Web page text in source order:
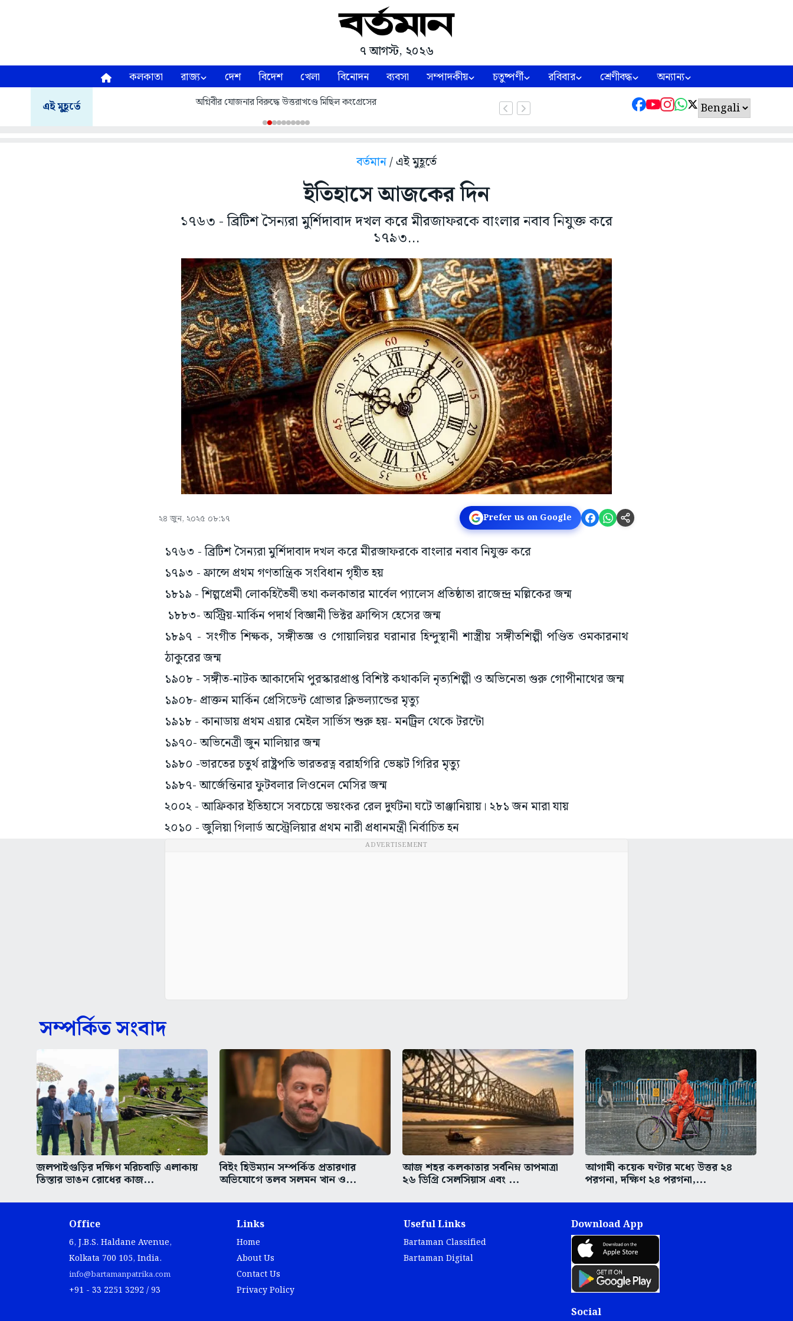
৭ আগস্ট, ২০২৬
কলকাতা রাজ্য দেশ বিদেশ খেলা বিনোদন ব্যবসা সম্পাদকীয় চতুষ্পর্ণী রবিবার শ্রেণীবদ্ধ অন্যান্য
এই মুহূর্তে অগ্নিবীর যোজনার বিরুদ্ধে উত্তরাখণ্ডে মিছিল কংগ্রেসের
বর্তমান/ এই মুহূর্তে
ইতিহাসে আজকের দিন
১৭৬৩ - ব্রিটিশ সৈন্যরা মুর্শিদাবাদ দখল করে মীরজাফরকে বাংলার নবাব নিযুক্ত করে
১৭৯৩...
২৪ জুন, ২০২৫ ০৮:১৭ Prefer us on Google
১৭৬৩ - ব্রিটিশ সৈন্যরা মুর্শিদাবাদ দখল করে মীরজাফরকে বাংলার নবাব নিযুক্ত করে
১৭৯৩ - ফ্রান্সে প্রথম গণতান্ত্রিক সংবিধান গৃহীত হয়
১৮১৯ - শিল্পপ্রেমী লোকহিতৈষী তথা কলকাতার মার্বেল প্যালেস প্রতিষ্ঠাতা রাজেন্দ্র মল্লিকের জন্ম
১৮৮৩- অস্ট্রিয়-মার্কিন পদার্থ বিজ্ঞানী ভিক্টর ফ্রান্সিস হেসের জন্ম
১৮৯৭ - সংগীত শিক্ষক, সঙ্গীতজ্ঞ ও গোয়ালিয়র ঘরানার হিন্দুস্থানী শাস্ত্রীয় সঙ্গীতশিল্পী পণ্ডিত ওমকারনাথ
ঠাকুরের জন্ম
১৯০৮ - সঙ্গীত-নাটক আকাদেমি পুরস্কারপ্রাপ্ত বিশিষ্ট কথাকলি নৃত্যশিল্পী ও অভিনেতা গুরু গোপীনাথের জন্ম
১৯০৮- প্রাক্তন মার্কিন প্রেসিডেন্ট গ্রোভার ক্লিভল্যান্ডের মৃত্যু
১৯১৮ - কানাডায় প্রথম এয়ার মেইল সার্ভিস শুরু হয়- মনট্রিল থেকে টরন্টো
১৯৭০- অভিনেত্রী জুন মালিয়ার জন্ম
১৯৮০ -ভারতের চতুর্থ রাষ্ট্রপতি ভারতরত্ন বরাহগিরি ভেঙ্কট গিরির মৃত্যু
১৯৮৭- আর্জেন্তিনার ফুটবলার লিওনেল মেসির জন্ম
২০০২ - আফ্রিকার ইতিহাসে সবচেয়ে ভয়ংকর রেল দুর্ঘটনা ঘটে তাঞ্জানিয়ায়। ২৮১ জন মারা যায়
২০১০ - জুলিয়া গিলার্ড অস্ট্রেলিয়ার প্রথম নারী প্রধানমন্ত্রী নির্বাচিত হন
ADVERTISEMENT
সম্পর্কিত সংবাদ
জলপাইগুড়ির দক্ষিণ মরিচবাড়ি এলাকায়
তিস্তার ভাঙন রোধের কাজ...
বিইং হিউম্যান সম্পর্কিত প্রতারণার
অভিযোগে তলব সলমন খান ও...
আজ শহর কলকাতার সর্বনিম্ন তাপমাত্রা
২৬ ডিগ্রি সেলসিয়াস এবং ...
আগামী কয়েক ঘণ্টার মধ্যে উত্তর ২৪
পরগনা, দক্ষিণ ২৪ পরগনা,...
Office
6, J.B.S. Haldane Avenue,
Kolkata 700 105, India.
info@bartamanpatrika.com
+91 - 33 2251 3292 / 93
Links
Home
About Us
Contact Us
Privacy Policy
Useful Links
Bartaman Classified
Bartaman Digital
Download App
Social